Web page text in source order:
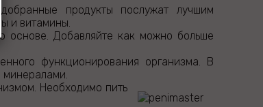
продукты послужат лучшим
и витамины.
основе. Добавляйте как можно больше
функционирования организма. В
минералами.
Необходимо пить